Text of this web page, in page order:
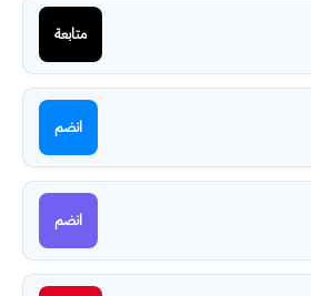
متابعة
انضم
انضم